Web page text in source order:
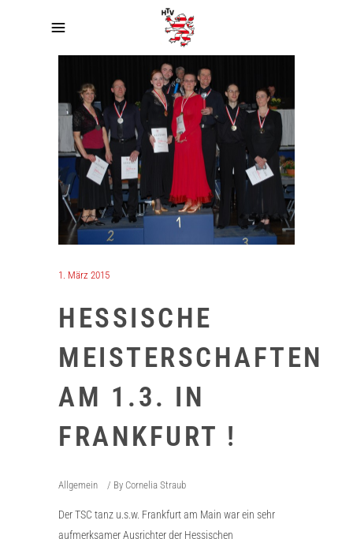
1. März 2015
HESSISCHE
MEISTERSCHAFTEN
AM 1.3. IN
FRANKFURT !
Allgemein By Cornelia Straub
Der TSC tanz u.s.w. Frankfurt am Main war ein sehr
aufmerksamer Ausrichter der Hessischen